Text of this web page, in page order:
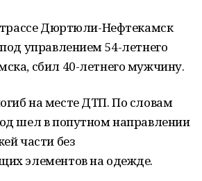
трассе Дюртюли-Нефтекамск
управлением 54-летнего
сбил 40-летнего мужчину.
на месте ДТП. По словам
шел в попутном направлении
части без
элементов на одежде.